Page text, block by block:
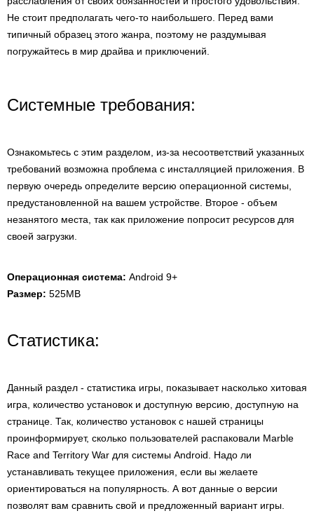
Не стоит предполагать чего-то наибольшего. Перед вами
типичный образец этого жанра, поэтому не раздумывая
погружайтесь в мир драйва и приключений.
Системные требования:
Ознакомьтесь с этим разделом, из-за несоответствий указанных
требований возможна проблема с инсталляцией приложения. В
первую очередь определите версию операционной системы,
предустановленной на вашем устройстве. Второе - объем
незанятого места, так как приложение попросит ресурсов для
своей загрузки.
Операционная система: Android 9+
Размер: 525MB
Статистика:
Данный раздел - статистика игры, показывает насколько хитовая
игра, количество установок и доступную версию, доступную на
странице. Так, количество установок с нашей страницы
проинформирует, сколько пользователей распаковали Marble
Race and Territory War для системы Android. Надо ли
устанавливать текущее приложения, если вы желаете
ориентироваться на популярность. А вот данные о версии
позволят вам сравнить свой и предложенный вариант игры.